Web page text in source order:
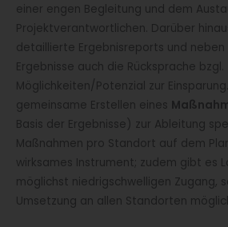
einer engen Begleitung und dem
Projektverantwortlichen. Darüber
detaillierte Ergebnisreports und neben
Ergebnisse auch die Rücksprache bzgl.
Möglichkeiten/Potenzial zur
gemeinsame Erstellen eines
Basis der Ergebnisse) zur Ableitung
Maßnahmen pro Standort auf dem
wirksames Instrument; zudem gibt es
möglichst niedrigschwelligen Zugang,
Umsetzung an allen Standorten